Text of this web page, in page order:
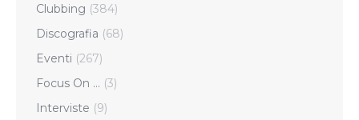
Clubbing (384)
Discografia (68)
Eventi (267)
Focus On … (3)
Interviste (9)